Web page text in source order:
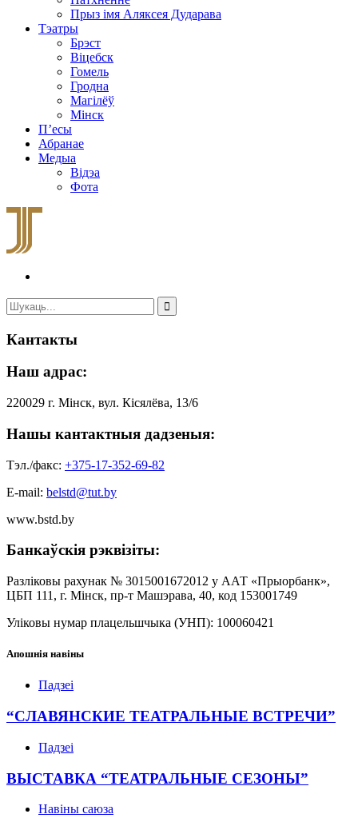
Прыз імя Аляксея Дударава
Тэатры
Брэст
Віцебск
Гомель
Гродна
Магілёў
Мінск
П’есы
Абранае
Медыа
Відэа
Фота
Кантакты
Наш адрас:
220029 г. Мінск, вул. Кісялёва, 13/6
Нашы кантактныя дадзеныя:
Тэл./факс: +375-17-352-69-82
E-mail: belstd@tut.by
www.bstd.by
Банкаўскія рэквізіты:
Разліковы рахунак № 3015001672012 у ААТ «Прыорбанк»,
ЦБП 111, г. Мінск, пр-т Машэрава, 40, код 153001749
Уліковы нумар плацельшчыка (УНП): 100060421
Апошнія навіны
Падзеі
“СЛАВЯНСКИЕ ТЕАТРАЛЬНЫЕ ВСТРЕЧИ”
Падзеі
ВЫСТАВКА “ТЕАТРАЛЬНЫЕ СЕЗОНЫ”
Навіны саюза